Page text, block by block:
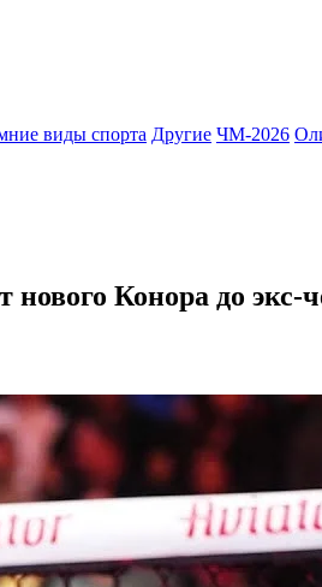
виды спорта Другие ЧМ-2026
Конора до экс-